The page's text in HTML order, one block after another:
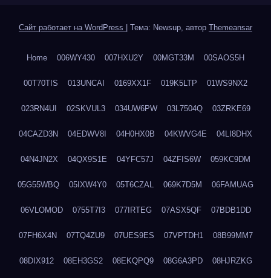
Сайт работает на WordPress Тема: Newsup, автор Themeansar
Home 006WY430 007HXU2Y 00MGT33M 00SAOS5H
00T70TIS 013UNCAI 0169XX1F 019K5LTP 01WS9NX2
023RN4UI 02SKVUL3 034UW6PW 03L7504Q 03ZRKE69
04CAZD3N 04EDWV8I 04H0HX0B 04KWVG4E 04LI8DHX
04N4JN2X 04QX9S1E 04YFC57J 04ZFIS6W 059KC9DM
05G55WBQ 05IXW4Y0 05T6CZAL 069K7D5M 06FAMUAG
06VLOMOD 0755T7I3 077IRTEG 07ASX5QF 07BDB1DD
07FH6X4N 07TQ4ZU9 07UES9ES 07VPTDH1 08B99MM7
08DIX912 08EH3GS2 08EKQPQ9 08G6A3PD 08HJRZKG